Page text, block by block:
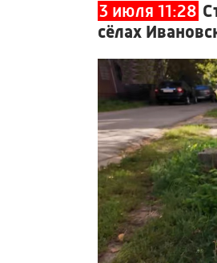
3 июля 11:28
сёлах